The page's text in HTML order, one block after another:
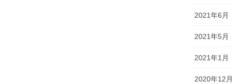
2021年6月
2021年5月
2021年1月
2020年12月